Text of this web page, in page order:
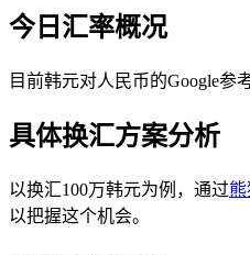
今日汇率概况
目前韩元对人民币的Google参
具体换汇方案分析
以换汇100万韩元为例，通过
以把握这个机会。